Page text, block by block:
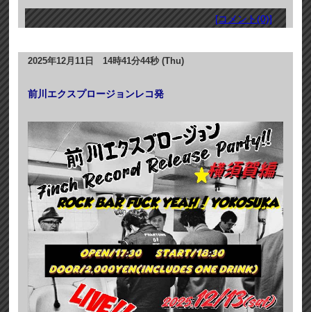
[コメント(0)]
2025年12月11日 14時41分44秒 (Thu)
前川エクスプロージョンレコ発